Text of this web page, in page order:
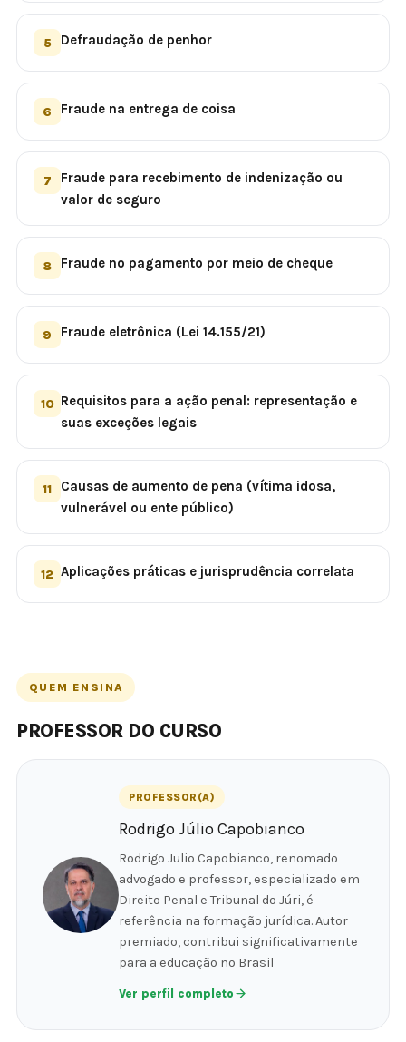
5 Defraudação de penhor
6 Fraude na entrega de coisa
7
Fraude para recebimento de indenização ou
valor de seguro
8 Fraude no pagamento por meio de cheque
9 Fraude eletrônica (Lei 14.155/21)
10 Requisitos para a ação penal: representação e
suas exceções legais
11
Causas de aumento de pena (vítima idosa,
vulnerável ou ente público)
12 Aplicações práticas e jurisprudência correlata
QUEM ENSINA
PROFESSOR DO CURSO
PROFESSOR(A)
Rodrigo Júlio Capobianco
Rodrigo Julio Capobianco, renomado
advogado e professor, especializado em
Direito Penal e Tribunal do Júri, é
referência na formação jurídica. Autor
premiado, contribui significativamente
para a educação no Brasil
Ver perfil completo